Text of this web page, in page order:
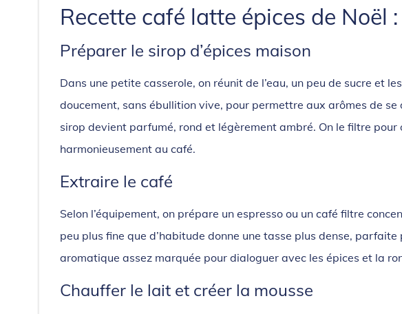
Recette café latte épices de Noël
Préparer le sirop d’épices maison
Dans une petite casserole, on réunit de l’eau, un peu de sucre et
doucement, sans ébullition vive, pour permettre aux arômes de
sirop devient parfumé, rond et légèrement ambré. On le filtre pour
harmonieusement au café.
Extraire le café
Selon l’équipement, on prépare un espresso ou un café filtre
peu plus fine que d’habitude donne une tasse plus dense, parfaite
aromatique assez marquée pour dialoguer avec les épices et la
Chauffer le lait et créer la mousse